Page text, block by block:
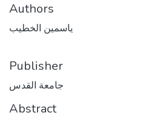
Authors
ياسمين الخطيب
Publisher
جامعة القدس
Abstract